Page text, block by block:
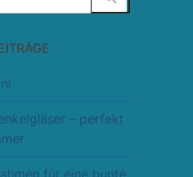
– perfekt